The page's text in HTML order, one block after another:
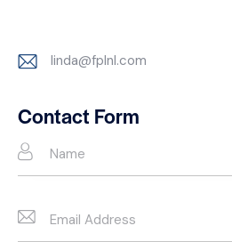
m
ail:
linda@fplnl.com
Contact Form